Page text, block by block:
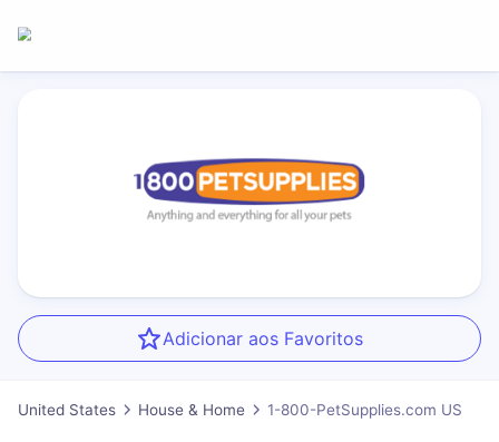
Adicionar aos Favoritos
United States House & Home 1-800-PetSupplies.com US